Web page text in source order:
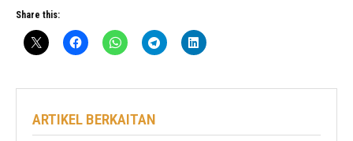
Share this:
ARTIKEL BERKAITAN